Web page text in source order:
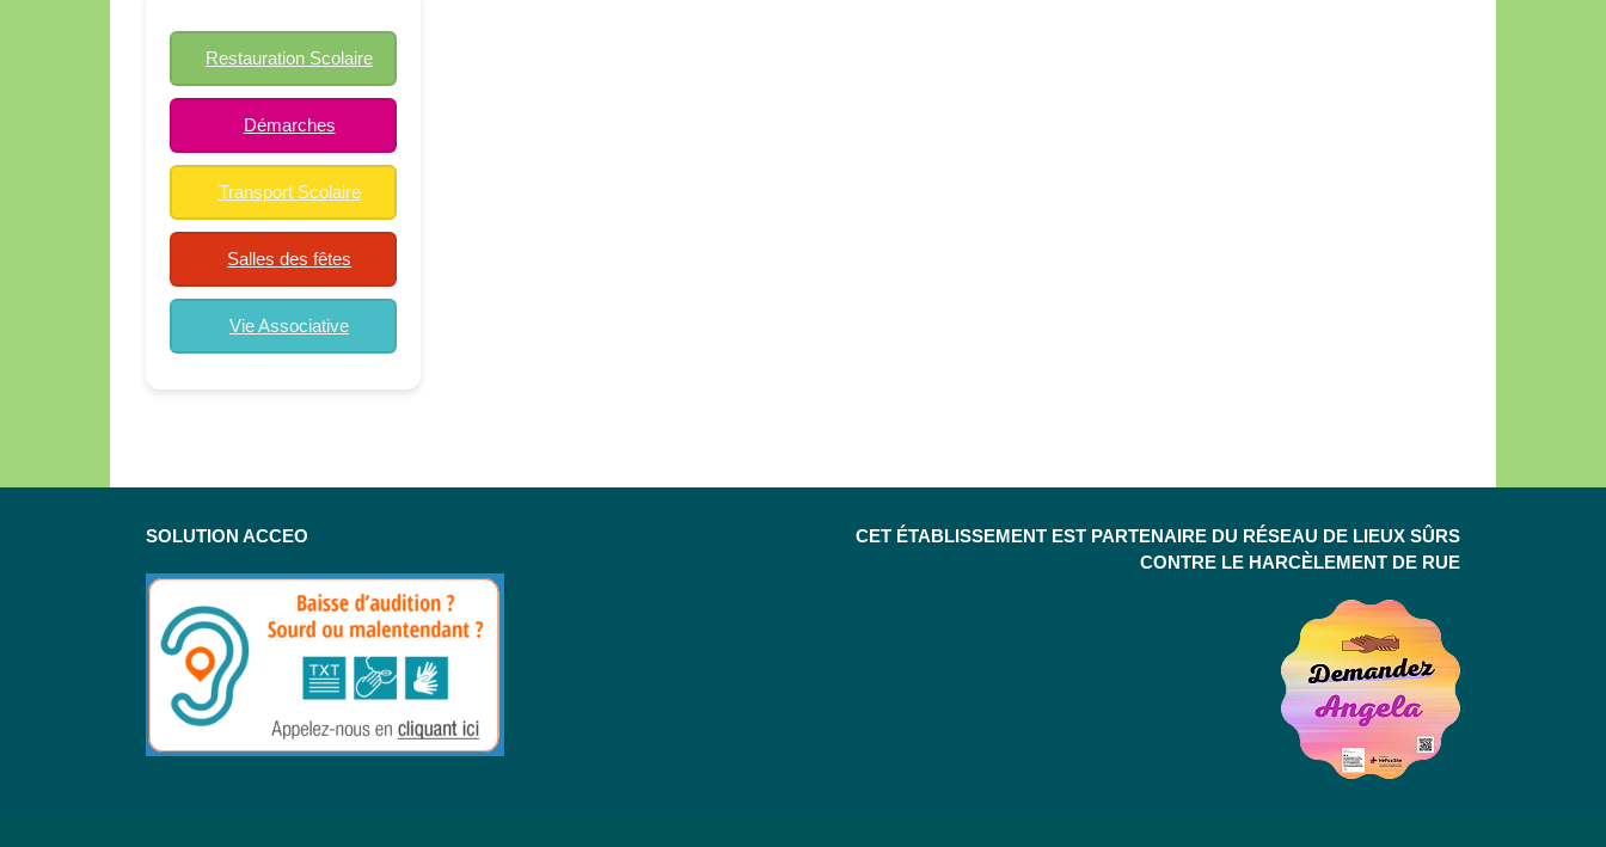
Restauration Scolaire
Démarches
Transport Scolaire
Salles des fêtes
Vie Associative
SOLUTION ACCEO
CET ÉTABLISSEMENT EST PARTENAIRE DU RÉSEAU DE LIEUX SÛRS
CONTRE LE HARCÈLEMENT DE RUE